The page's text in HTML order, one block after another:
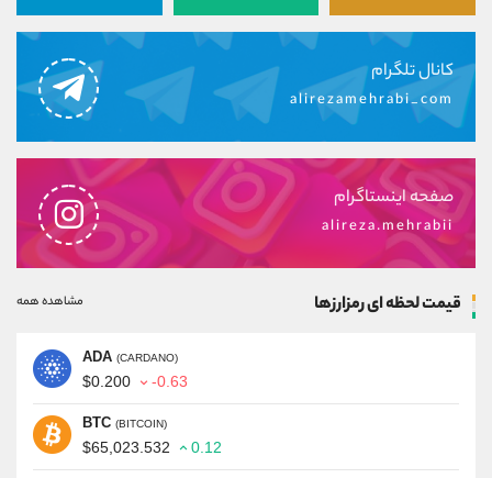
کانال تلگرام
alirezamehrabi_com
صفحه اینستاگرام
alireza.mehrabii
قیمت لحظه ای رمزارزها مشاهده همه
ADA (CARDANO)
$0.200 -0.63
BTC (BITCOIN)
$65,023.532 0.12